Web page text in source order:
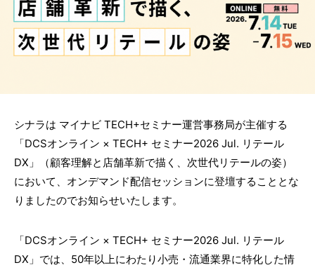
シナラは マイナビ TECH+セミナー運営事務局が主催する
「DCSオンライン × TECH+ セミナー2026 Jul. リテール
DX」（顧客理解と店舗革新で描く、次世代リテールの姿）
において、オンデマンド配信セッションに登壇することとな
りましたのでお知らせいたします。
「DCSオンライン × TECH+ セミナー2026 Jul. リテール
DX」では、50年以上にわたり小売・流通業界に特化した情